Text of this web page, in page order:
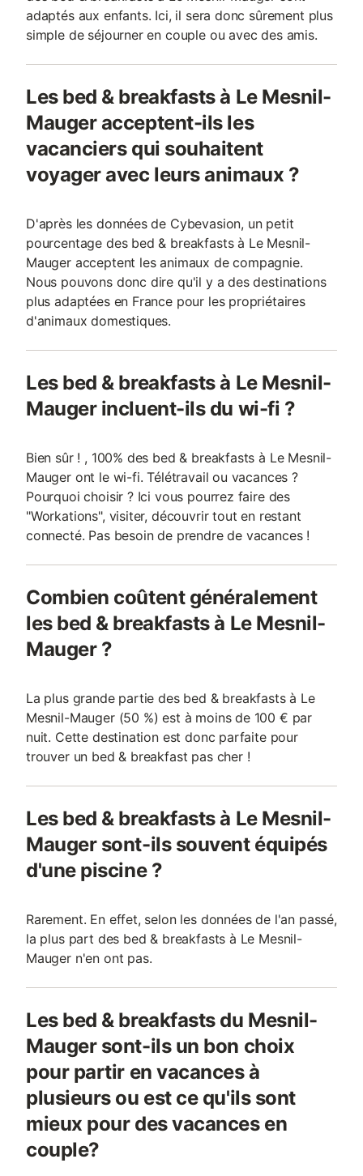
adaptés aux enfants. Ici, il sera donc sûrement plus
simple de séjourner en couple ou avec des amis.
Les bed & breakfasts à Le Mesnil-
Mauger acceptent-ils les
vacanciers qui souhaitent
voyager avec leurs animaux ?
D'après les données de Cybevasion, un petit
pourcentage des bed & breakfasts à Le Mesnil-
Mauger acceptent les animaux de compagnie.
Nous pouvons donc dire qu'il y a des destinations
plus adaptées en France pour les propriétaires
d'animaux domestiques.
Les bed & breakfasts à Le Mesnil-
Mauger incluent-ils du wi-fi ?
Bien sûr ! , 100% des bed & breakfasts à Le Mesnil-
Mauger ont le wi-fi. Télétravail ou vacances ?
Pourquoi choisir ? Ici vous pourrez faire des
"Workations", visiter, découvrir tout en restant
connecté. Pas besoin de prendre de vacances !
Combien coûtent généralement
les bed & breakfasts à Le Mesnil-
Mauger ?
La plus grande partie des bed & breakfasts à Le
Mesnil-Mauger (50 %) est à moins de 100 € par
nuit. Cette destination est donc parfaite pour
trouver un bed & breakfast pas cher !
Les bed & breakfasts à Le Mesnil-
Mauger sont-ils souvent équipés
d'une piscine ?
Rarement. En effet, selon les données de l'an passé,
la plus part des bed & breakfasts à Le Mesnil-
Mauger n'en ont pas.
Les bed & breakfasts du Mesnil-
Mauger sont-ils un bon choix
pour partir en vacances à
plusieurs ou est ce qu'ils sont
mieux pour des vacances en
couple?